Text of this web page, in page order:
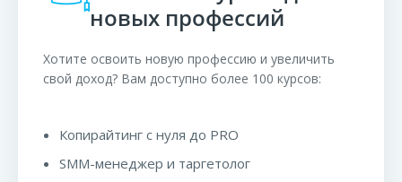
новых профессий
Хотите освоить новую профессию и увеличить
свой доход? Вам доступно более 100 курсов:
Копирайтинг с нуля до PRO
SMM-менеджер и таргетолог